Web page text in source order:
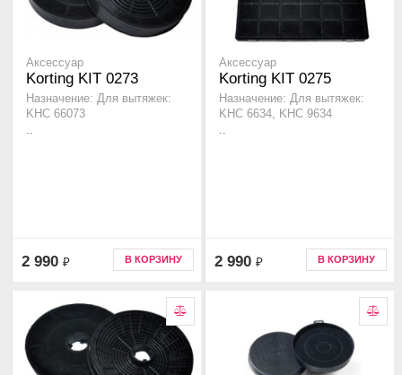
Аксессуар
Korting KIT 0273
Назначение: Для вытяжек:
KHC 66073
2 990 ₽ В КОРЗИНУ
Аксессуар
Korting KIT 0275
Назначение: Для вытяжек:
KHC 6634, KHC 9634
2 990 ₽ В КОРЗИНУ